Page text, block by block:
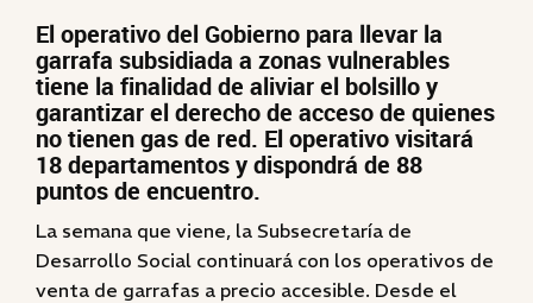
El operativo del Gobierno para llevar la
garrafa subsidiada a zonas vulnerables
tiene la finalidad de aliviar el bolsillo y
garantizar el derecho de acceso de quienes
no tienen gas de red. El operativo visitará
18 departamentos y dispondrá de 88
puntos de encuentro.
La semana que viene, la Subsecretaría de
Desarrollo Social continuará con los operativos de
venta de garrafas a precio accesible. Desde el